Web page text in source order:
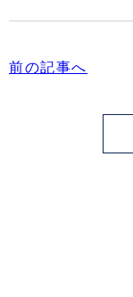
中…
前の記事へ